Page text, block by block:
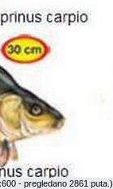
- pregledano 2861 puta.)